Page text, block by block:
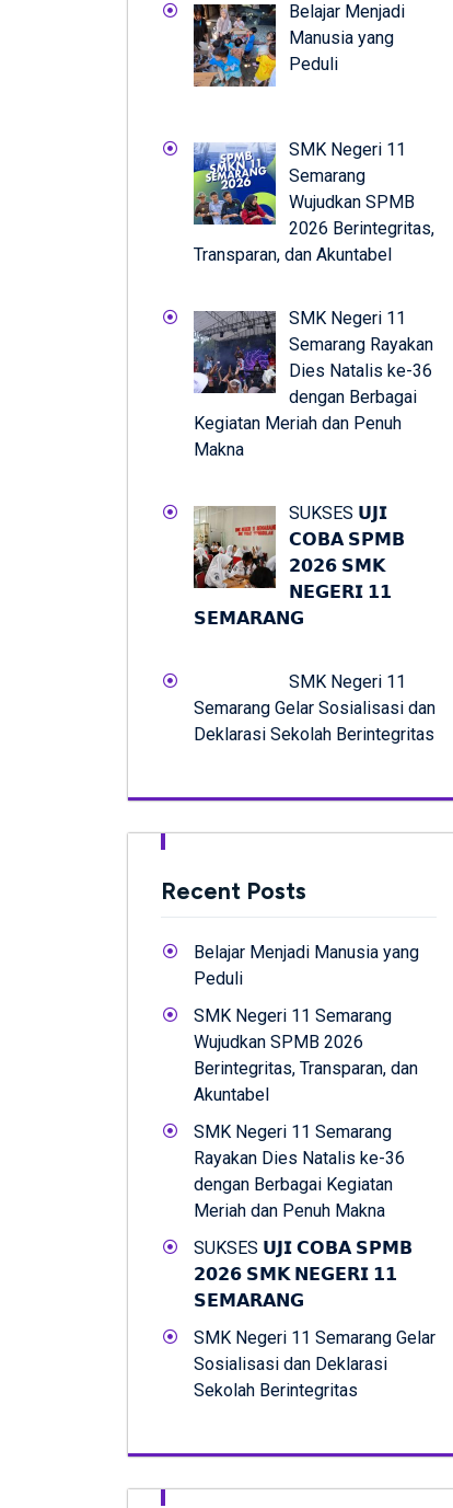
Belajar Menjadi
Manusia yang
Peduli
SMK Negeri 11
Semarang
Wujudkan SPMB
2026 Berintegritas,
Transparan, dan Akuntabel
SMK Negeri 11
Semarang Rayakan
Dies Natalis ke-36
dengan Berbagai
Kegiatan Meriah dan Penuh
Makna
SUKSES 𝗨𝗝𝗜
𝗖𝗢𝗕𝗔 𝗦𝗣𝗠𝗕
𝟮𝟬𝟮𝟲 𝗦𝗠𝗞
𝗡𝗘𝗚𝗘𝗥𝗜 𝟭𝟭
𝗦𝗘𝗠𝗔𝗥𝗔𝗡𝗚
SMK Negeri 11
Semarang Gelar Sosialisasi dan
Deklarasi Sekolah Berintegritas
Recent Posts
Belajar Menjadi Manusia yang
Peduli
SMK Negeri 11 Semarang
Wujudkan SPMB 2026
Berintegritas, Transparan, dan
Akuntabel
SMK Negeri 11 Semarang
Rayakan Dies Natalis ke-36
dengan Berbagai Kegiatan
Meriah dan Penuh Makna
SUKSES 𝗨𝗝𝗜 𝗖𝗢𝗕𝗔 𝗦𝗣𝗠𝗕
𝟮𝟬𝟮𝟲 𝗦𝗠𝗞 𝗡𝗘𝗚𝗘𝗥𝗜 𝟭𝟭
𝗦𝗘𝗠𝗔𝗥𝗔𝗡𝗚
SMK Negeri 11 Semarang Gelar
Sosialisasi dan Deklarasi
Sekolah Berintegritas